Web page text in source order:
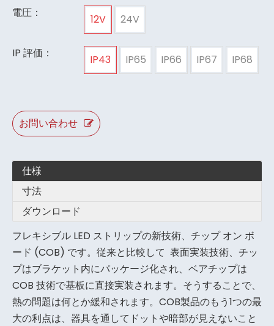
電圧： 12V 24V
IP 評価： IP43 IP65 IP66 IP67 IP68
お問い合わせ
仕様
寸法
ダウンロード
フレキシブル LED ストリップの新技術、チップ オン ボ
ード (COB) です。従来と比較して 表面実装技術、チッ
プはブラケット内にパッケージ化され、ベアチップは
COB 技術で基板に直接実装されます。そうすることで、
熱の問題は何とか緩和されます。COB製品のもう1つの最
大の利点は、器具を通してドットや暗部が見えないこと